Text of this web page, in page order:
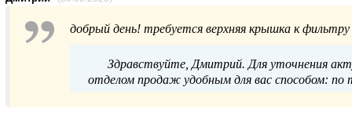
добрый день! требуется верхняя крышка к фильтру
Здравствуйте, Дмитрий. Для уточнения
отделом продаж удобным для вас способом: по